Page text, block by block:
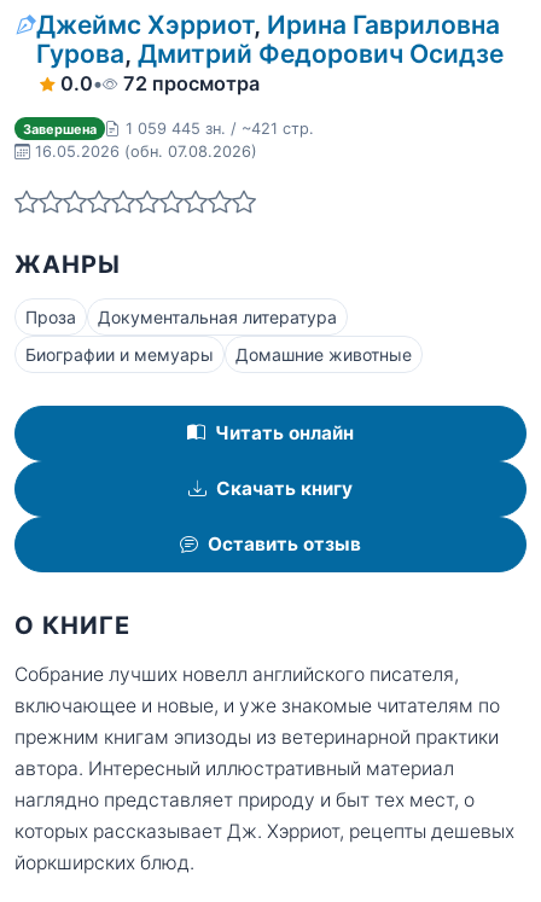
Джеймс Хэрриот, Ирина Гавриловна
Гурова, Дмитрий Федорович Осидзе
0.0• 72 просмотра
Завершена
1 059 445 зн. / ~421 стр.
16.05.2026 (обн. 07.08.2026)
ЖАНРЫ
Проза
Документальная литература
Биографии и мемуары
Домашние животные
Читать онлайн
Скачать книгу
Оставить отзыв
О КНИГЕ
Собрание лучших новелл английского писателя,
включающее и новые, и уже знакомые читателям по
прежним книгам эпизоды из ветеринарной практики
автора. Интересный иллюстративный материал
наглядно представляет природу и быт тех мест, о
которых рассказывает Дж. Хэрриот, рецепты дешевых
йоркширских блюд.